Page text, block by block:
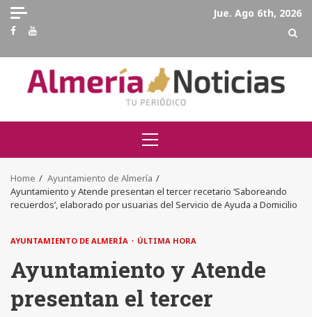
Skip
content
Jue. Ago 6th, 2026
Facebook
Youtube
Primary
Menu
Home
Ayuntamiento de Almería
Ayuntamiento y Atende presentan el tercer recetario ‘Saboreando
recuerdos’, elaborado por usuarias del Servicio de Ayuda a Domicilio
AYUNTAMIENTO DE ALMERÍA ÚLTIMA HORA
Ayuntamiento y Atende
presentan el tercer